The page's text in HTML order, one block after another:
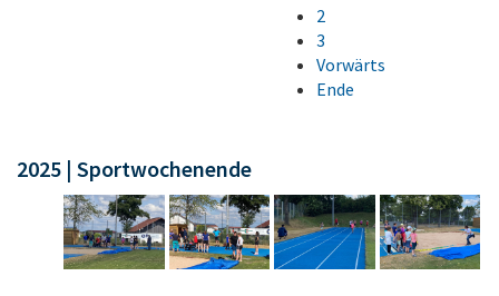
2
3
Vorwärts
Ende
2025 | Sportwochenende